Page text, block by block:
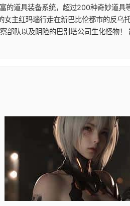
的道具装备系统，超过200种奇妙道具
女主红玛瑙行走在新巴比伦都市的反乌
部队以及阴险的巴别塔公司生化怪物